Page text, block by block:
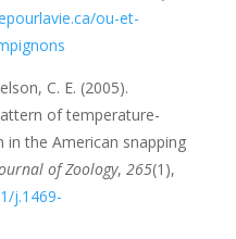
ou-et-
C. E. (2005).
of temperature-
the American snapping
of Zoology, 265(1),
j.1469-